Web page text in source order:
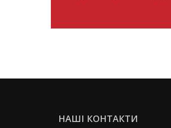
НАШІ КОНТАКТИ